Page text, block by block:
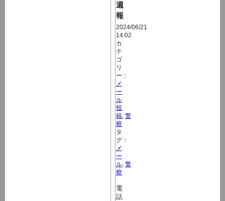
週
報
2024/06/21
14:02
カ
テ
ゴ
リ
ー：
メ
ー
ル
投
稿 警
察
タ
グ：
メ
ー
ル 警
察
電
話